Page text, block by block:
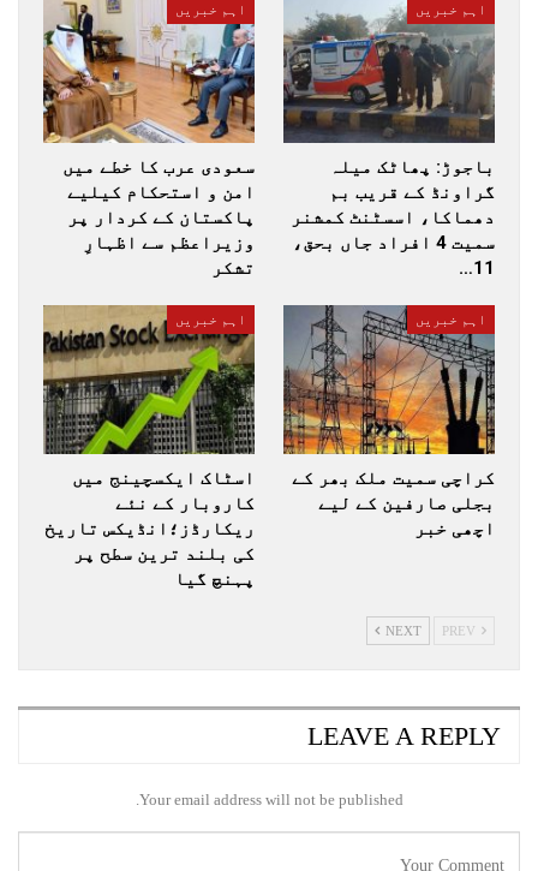
اہم خبریں
باجوڑ: پھاٹک میلہ
گراونڈ کے قریب بم
دھماکا، اسسٹنٹ کمشنر
سمیت 4 افراد جاں بحق،
11…
اہم خبریں
سعودی عرب کا خطے میں
امن و استحکام کیلیے
پاکستان کے کردار پر
وزیراعظم سے اظہارِ
تشکر
اہم خبریں
کراچی سمیت ملک بھر کے
بجلی صارفین کے لیے
اچھی خبر
اہم خبریں
اسٹاک ایکسچینج میں
کاروبار کے نئے
ریکارڈز؛انڈیکس تاریخ
کی بلند ترین سطح پر
پہنچ گیا
NEXT
LEAVE A REPLY
Your email address will not be published.